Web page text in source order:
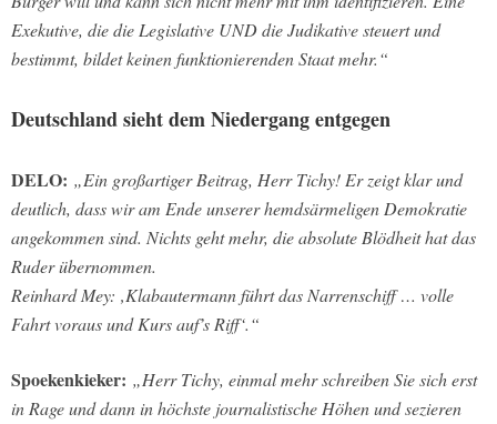
Exekutive, die die Legislative UND die Judikative steuert und
bestimmt, bildet keinen funktionierenden Staat mehr.“
Deutschland sieht dem Niedergang entgegen
DELO: „Ein großartiger Beitrag, Herr Tichy! Er zeigt klar und
deutlich, dass wir am Ende unserer hemdsärmeligen Demokratie
angekommen sind. Nichts geht mehr, die absolute Blödheit hat das
Ruder übernommen.
Reinhard Mey: ‚Klabautermann führt das Narrenschiff … volle
Fahrt voraus und Kurs auf’s Riff‘.“
Spoekenkieker: „Herr Tichy, einmal mehr schreiben Sie sich erst
in Rage und dann in höchste journalistische Höhen und sezieren